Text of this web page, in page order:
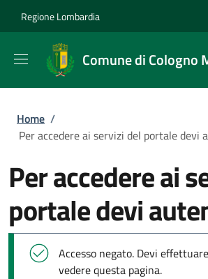
Regione Lombardia
Comune di Cologno
Briciole di pane
Home /
Per accedere ai servizi del portale devi
Per accedere ai
portale devi
Messaggio di stato
Accesso negato. Devi
vedere questa pagina.